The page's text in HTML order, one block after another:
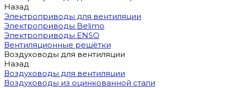
Назад
Электроприводы для вентиляции
Электроприводы Belimo
Электроприводы ENSO
Вентиляционные решётки
Воздуховоды для вентиляции
Назад
Воздуховоды для вентиляции
Воздуховоды из оцинкованной стали